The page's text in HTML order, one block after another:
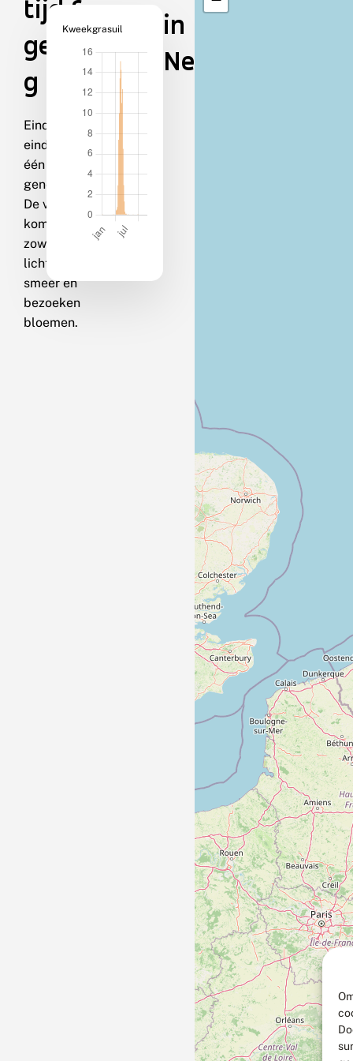
tijd &
gedra
g
Eind april-
eind juli in
één
generatie.
De vlinders
komen
zowel op
licht als op
smeer en
bezoeken
bloemen.
Kweekgrasuil
in
Nederland